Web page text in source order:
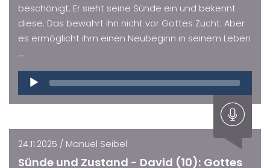
beschönigt. Er sieht seine Sünde ein und bekennt
diese. Das bewahrt ihn nicht vor Gottes Zucht. Aber
es ermöglicht ihm einen Neubeginn in seinem Leben
...
Audio
Player
24.11.2025 / Manuel Seibel
Sünde und Zustand - David (10): Gottes